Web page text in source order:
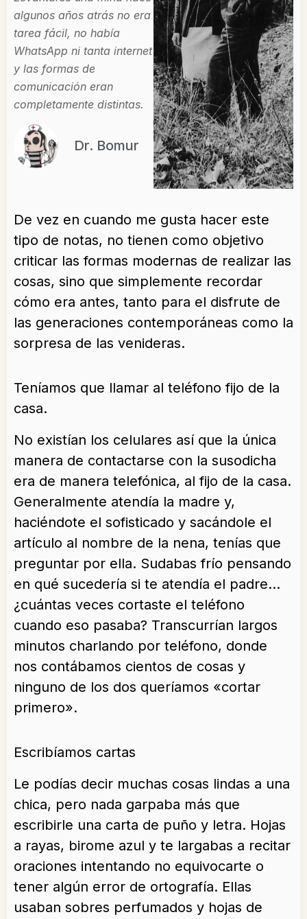
algunos años atrás no era
tarea fácil, no había
WhatsApp ni tanta internet
y las formas de
comunicación eran
completamente distintas.
Dr. Bomur
De vez en cuando me gusta hacer este
tipo de notas, no tienen como objetivo
criticar las formas modernas de realizar las
cosas, sino que simplemente recordar
cómo era antes, tanto para el disfrute de
las generaciones contemporáneas como la
sorpresa de las venideras.
Teníamos que llamar al teléfono fijo de la
casa.
No existían los celulares así que la única
manera de contactarse con la susodicha
era de manera telefónica, al fijo de la casa.
Generalmente atendía la madre y,
haciéndote el sofisticado y sacándole el
artículo al nombre de la nena, tenías que
preguntar por ella. Sudabas frío pensando
en qué sucedería si te atendía el padre…
¿cuántas veces cortaste el teléfono
cuando eso pasaba? Transcurrían largos
minutos charlando por teléfono, donde
nos contábamos cientos de cosas y
ninguno de los dos queríamos «cortar
primero».
Escribíamos cartas
Le podías decir muchas cosas lindas a una
chica, pero nada garpaba más que
escribirle una carta de puño y letra. Hojas
a rayas, birome azul y te largabas a recitar
oraciones intentando no equivocarte o
tener algún error de ortografía. Ellas
usaban sobres perfumados y hojas de